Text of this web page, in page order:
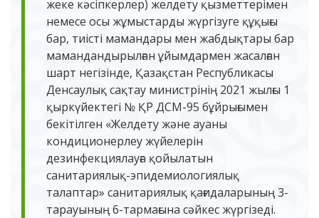
жеке кәсіпкерлер) желдету қызметтерімен
немесе осы жұмыстарды жүргізуге құқығы
бар, тиісті мамандары мен жабдықтары бар
мамандандырылған ұйымдармен жасалған
шарт негізінде, Қазақстан Республикасы
Денсаулық сақтау министрінің 2021 жылғы 1
қыркүйектегі № ҚР ДСМ-95 бұйрығымен
бекітілген «Желдету және ауаны
кондиционерлеу жүйелерін
дезинфекциялауға қойылатын
санитариялық-эпидемиологиялық
талаптар» санитариялық қағидаларының 3-
тарауының 6-тармағына сәйкес жүргізеді.